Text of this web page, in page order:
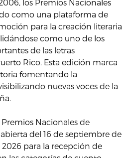
los Premios Nacionales
como una plataforma de
para la creación literaria
como uno de los
de las letras
Rico. Esta edición marca
fomentando la
nuevas voces de la
Nacionales de
del 16 de septiembre de
2026 para la recepción de